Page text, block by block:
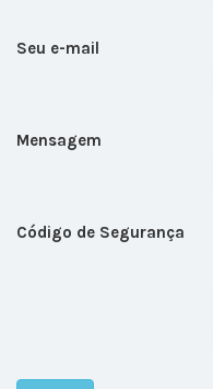
Seu e-mail
Mensagem
Código de Segurança